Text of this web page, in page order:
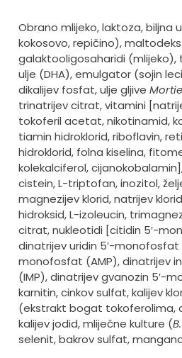
Obrano mlijeko, laktoza, biljna
kokosovo, repičino),
galaktooligosaharidi (mlijeko),
ulje (DHA), emulgator (sojin
dikalijev fosfat, ulje gljive
trinatrijev citrat, vitamini
tokoferil acetat, nikotinamid,
tiamin hidroklorid, riboflavin,
hidroklorid, folna kiselina,
kolekalciferol,
cistein, L-triptofan, inozitol,
magnezijev klorid, natrijev
hidroksid, L-izoleucin,
citrat, nukleotidi [citidin 5′-
dinatrijev uridin 5′-monofosfat
monofosfat (AMP), dinatrijev
(IMP), dinatrijev gvanozin 5′-
karnitin, cinkov sulfat, kalijev
(ekstrakt bogat tokoferolima,
kalijev jodid, mliječne kulture (
selenit, bakrov sulfat,